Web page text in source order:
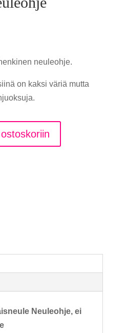
neuleohje.
on kaksi väriä mutta
Neuleohje, ei